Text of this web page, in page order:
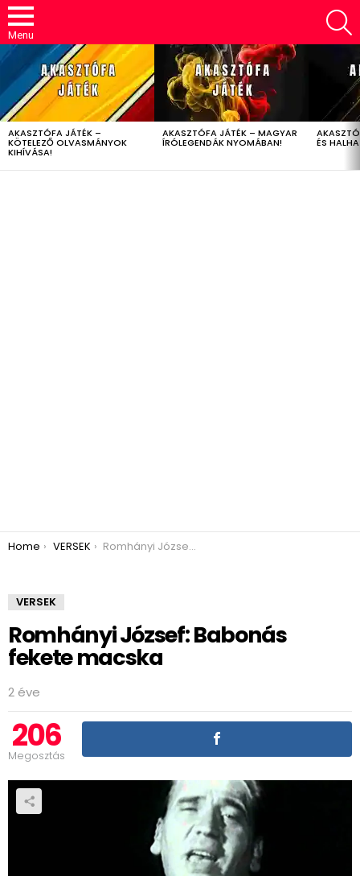
Menu
LATEST
STORIES
AKASZTÓFA JÁTÉK –
KÖTELEZŐ OLVASMÁNYOK
KIHÍVÁSA!
AKASZTÓFA JÁTÉK – MAGYAR
ÍRÓLEGENDÁK NYOMÁBAN! ÉS
You are here:
Home VERSEK Romhányi József: Babonás fekete macska
VERSEK
Romhányi József: Babonás
fekete macska
2 éve
206
Megosztás